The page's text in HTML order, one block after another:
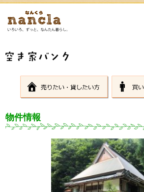
物件情報